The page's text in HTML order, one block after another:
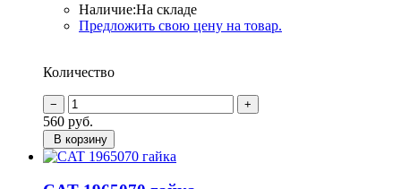
Наличие:На складе
Предложить свою цену на товар.
Количество
560 руб.
В корзину